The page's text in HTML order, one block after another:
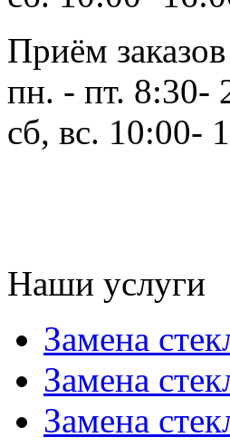
Приём заказов
пн. - пт. 8:30-
сб, вс. 10:00-
Наши услуги
Замена
Замена
Замена